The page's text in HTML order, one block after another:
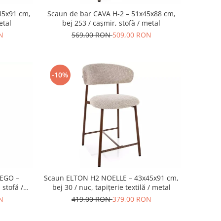
cm,
Scaun de bar CAVA H-2 – 51x45x88 cm,
bej 253 / cașmir, stofă / metal
569,00 RON509,00 RON
–
stofă /
-10%
Scaun ELTON H2 NOELLE – 43x45x91 cm,
bej 30 / nuc, tapițerie textilă / metal
419,00 RON379,00 RON